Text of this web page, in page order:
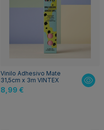
Vinilo Adhesivo Mate
31,5cm x 3m VINTEX
8,99 €